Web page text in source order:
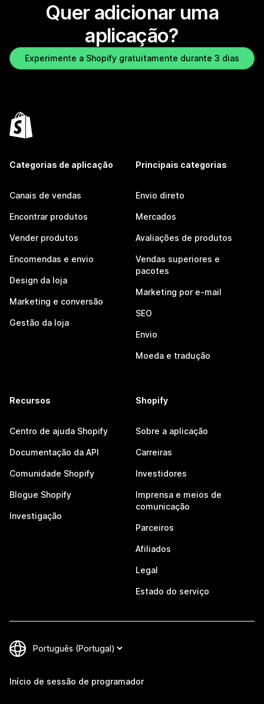
Quer adicionar uma
aplicação?
Experimente a Shopify gratuitamente durante 3 dias
Categorias de aplicação
Canais de vendas
Encontrar produtos
Vender produtos
Encomendas e envio
Design da loja
Marketing e conversão
Gestão da loja
Principais categorias
Envio direto
Mercados
Avaliações de produtos
Vendas superiores e
pacotes
Marketing por e-mail
SEO
Envio
Moeda e tradução
Recursos
Centro de ajuda Shopify
Documentação da API
Comunidade Shopify
Blogue Shopify
Investigação
Shopify
Sobre a aplicação
Carreiras
Investidores
Imprensa e meios de
comunicação
Parceiros
Afiliados
Legal
Estado do serviço
Início de sessão de programador